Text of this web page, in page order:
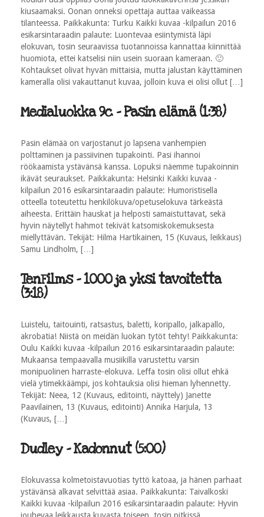
kiusaamaksi. Oonan onneksi opettaja auttaa vaikeassa
tilanteessa. Paikkakunta: Turku Kaikki kuvaa -kilpailun 2016
esikarsintaraadin palaute: Luontevaa esiintymistä läpi
elokuvan, tosin seuraavissa tuotannoissa kannattaa kiinnittää
huomiota, ettei katselisi niin usein suoraan kameraan. 🙂
Kohtaukset olivat hyvän mittaisia, mutta jalustan käyttäminen
kameralla olisi vakauttanut kuvaa, jolloin kuva ei olisi ollut […]
Medialuokka 9c - Pasin elämä (1:38)
Pasin elämää on varjostanut jo lapsena vanhempien
polttaminen ja passiivinen tupakointi. Pasi ihannoi
röökaamista ystävänsä kanssa. Lopuksi näemme tupakoinnin
ikävät seuraukset. Paikkakunta: Helsinki Kaikki kuvaa -
kilpailun 2016 esikarsintaraadin palaute: Humoristisella
otteella toteutettu henkilökuva/opetuselokuva tärkeästä
aiheesta. Erittäin hauskat ja helposti samaistuttavat, sekä
hyvin näytellyt hahmot tekivät katsomiskokemuksesta
miellyttävän. Tekijät: Hilma Hartikainen, 15 (Kuvaus, leikkaus)
Samu Lindholm, […]
TenFilms - 1000 ja yksi tavoitetta
(3:18)
Luistelu, taitouinti, ratsastus, baletti, koripallo, jalkapallo,
akrobatia! Niistä on meidän luokan tytöt tehty! Paikkakunta:
Oulu Kaikki kuvaa -kilpailun 2016 esikarsintaraadin palaute:
Mukaansa tempaavalla musiikilla varustettu varsin
monipuolinen harraste-elokuva. Leffa tosin olisi ollut ehkä
vielä ytimekkäämpi, jos kohtauksia olisi hieman lyhennetty.
Tekijät: Neea, 12 (Kuvaus, editointi, näyttely) Janette
Paavilainen, 13 (Kuvaus, editointi) Annika Harjula, 13
(Kuvaus, […]
Dudley - Kadonnut (5:00)
Elokuvassa kolmetoistavuotias tyttö katoaa, ja hänen parhaat
ystävänsä alkavat selvittää asiaa. Paikkakunta: Taivalkoski
Kaikki kuvaa -kilpailun 2016 esikarsintaraadin palaute: Hyvin
jouhevaa leikkausta kuvasta toiseen, tosin pitkissä